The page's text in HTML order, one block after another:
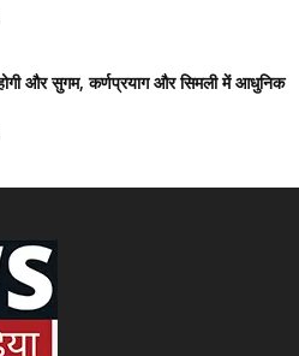
होगी और सुगम, कर्णप्रयाग और सिमली में आधुनिक